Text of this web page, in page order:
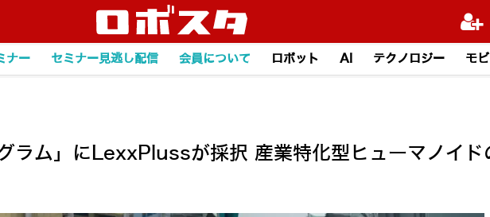
ナー セミナー見逃し配信 会員について ロボット AI テクノロジー モ
ラム」にLexxPlussが採択 産業特化型ヒューマノイ